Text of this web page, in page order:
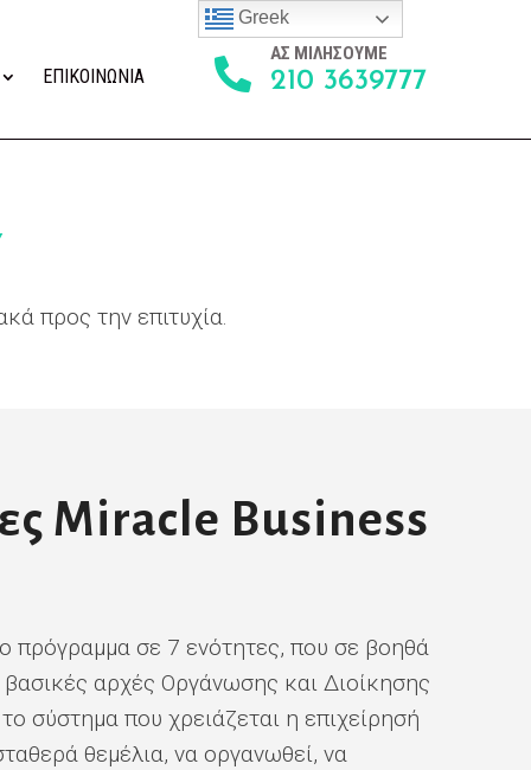
ΕΠΙΚΟΙΝΩΝΙΑ 
ΑΣ ΜΙΛΗΣΟΥΜΕ
210 3639777
προς την επιτυχία.
Miracle Business
πρόγραμμα σε 7 ενότητες, που σε βοηθά
βασικές αρχές Οργάνωσης και Διοίκησης
σύστημα που χρειάζεται η επιχείρησή
θεμέλια, να οργανωθεί, να
Greek